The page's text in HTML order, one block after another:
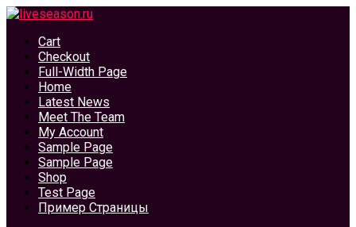
Cart
Checkout
Full-Width Page
Home
Latest News
Meet The Team
My Account
Sample Page
Sample Page
Shop
Test Page
Пример Страницы